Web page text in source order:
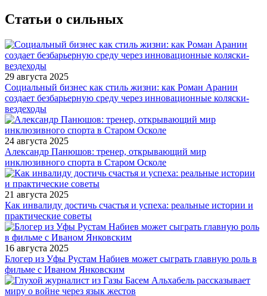
Статьи о сильных
29 августа 2025
Социальный бизнес как стиль жизни: как Роман Аранин
создает безбарьерную среду через инновационные коляски-
вездеходы
24 августа 2025
Александр Панюшов: тренер, открывающий мир
инклюзивного спорта в Старом Осколе
21 августа 2025
Как инвалиду достичь счастья и успеха: реальные истории и
практические советы
16 августа 2025
Блогер из Уфы Рустам Набиев может сыграть главную роль в
фильме с Иваном Янковским